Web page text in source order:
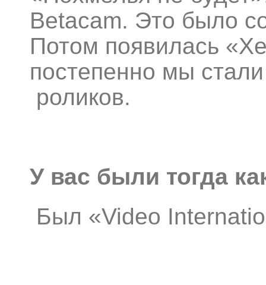
Betacam. Это было
Потом появилась
постепенно мы
роликов.
У вас были тогда
Был «Video